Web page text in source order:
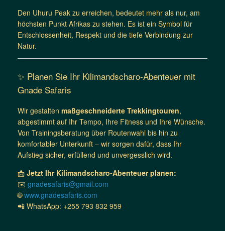
Den Uhuru Peak zu erreichen, bedeutet mehr als nur, am
höchsten Punkt Afrikas zu stehen. Es ist ein Symbol für
Entschlossenheit, Respekt und die tiefe Verbindung zur
Natur.
✨ Planen Sie Ihr Kilimandscharo-Abenteuer mit
Gnade Safaris
Wir gestalten maßgeschneiderte Trekkingtouren,
abgestimmt auf Ihr Tempo, Ihre Fitness und Ihre Wünsche.
Von Trainingsberatung über Routenwahl bis hin zu
komfortabler Unterkunft – wir sorgen dafür, dass Ihr
Aufstieg sicher, erfüllend und unvergesslich wird.
📩 Jetzt Ihr Kilimandscharo-Abenteuer planen:
✉️ gnadesafaris@gmail.com
🌐www.gnadesafaris.com
📲 WhatsApp: +255 793 832 959